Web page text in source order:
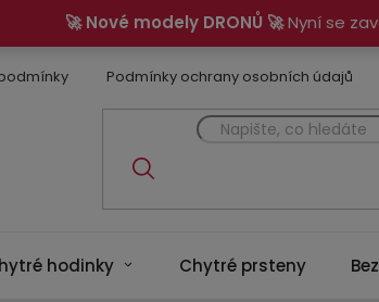
🚀 Nové modely DRONŮ 🚀Nyní se
Podmínky ochrany osobních údajů
hodinky Chytré prsteny